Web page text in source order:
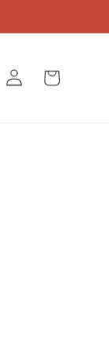
Oturum
Sepet